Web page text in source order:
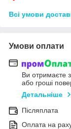
Всі умови
Умови оплати
Ви отримаєте
або гроші
Детальніше
Післяплата
Оплата на